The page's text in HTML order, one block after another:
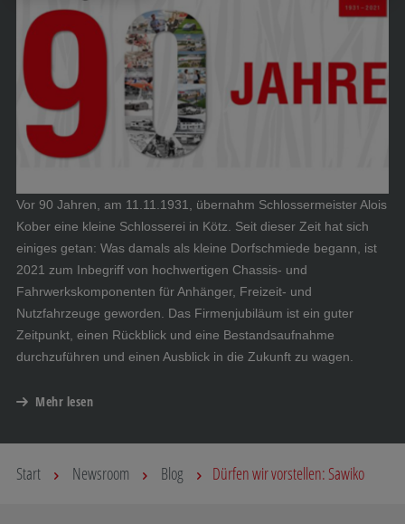
Vor 90 Jahren, am 11.11.1931, übernahm Schlossermeister Alois
Kober eine kleine Schlosserei in Kötz. Seit dieser Zeit hat sich
einiges getan: Was damals als kleine Dorfschmiede begann, ist
2021 zum Inbegriff von hochwertigen Chassis- und
Fahrwerkskomponenten für Anhänger, Freizeit- und
Nutzfahrzeuge geworden. Das Firmenjubiläum ist ein guter
Zeitpunkt, einen Rückblick und eine Bestandsaufnahme
durchzuführen und einen Ausblick in die Zukunft zu wagen.
Mehr lesen
Start Newsroom Blog Dürfen wir vorstellen: Sawiko